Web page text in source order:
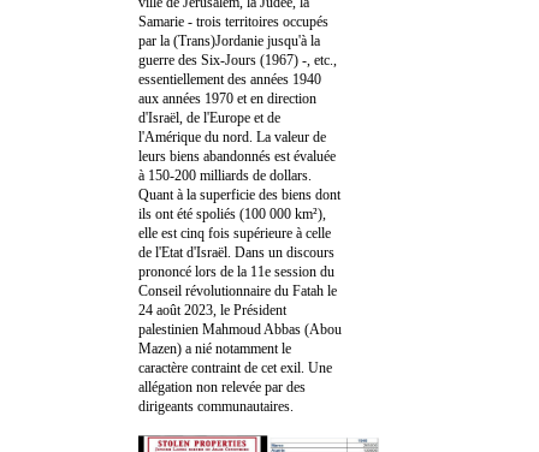
Samarie - trois territoires occupés
par la (Trans)Jordanie jusqu'à la
guerre des Six-Jours (1967) -, etc.,
essentiellement des années 1940
aux années 1970 et en direction
d'Israël, de l'Europe et de
l'Amérique du nord. La valeur de
leurs biens abandonnés est évaluée
à 150-200 milliards de dollars.
Quant à la superficie des biens dont
ils ont été spoliés (100 000 km²),
elle est cinq fois supérieure à celle
de l'Etat d'Israël. Dans un discours
prononcé lors de la 11e session du
Conseil révolutionnaire du Fatah le
24 août 2023, le Président
palestinien Mahmoud Abbas (Abou
Mazen) a nié notamment le
caractère contraint de cet exil. Une
allégation non relevée par des
dirigeants communautaires.